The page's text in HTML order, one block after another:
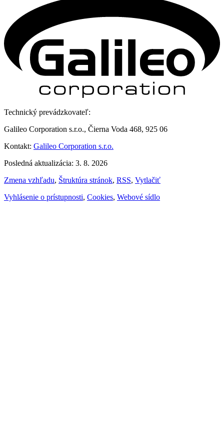
Technický prevádzkovateľ:
Galileo Corporation s.r.o., Čierna Voda 468, 925 06
Kontakt: Galileo Corporation s.r.o.
Posledná aktualizácia: 3. 8. 2026
Zmena vzhľadu, Štruktúra stránok, RSS, Vytlačiť
Vyhlásenie o prístupnosti, Cookies, Webové sídlo